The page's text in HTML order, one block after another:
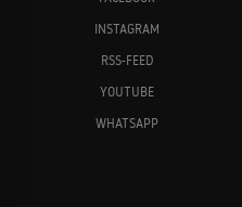
INSTAGRAM
RSS-FEED
YOUTUBE
WHATSAPP